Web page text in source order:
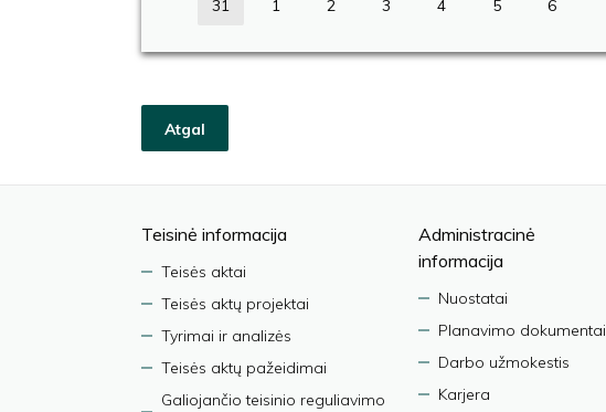
31 1 2 3 4 5 6
Atgal
Teisinė informacija
Teisės aktai
Teisės aktų projektai
Tyrimai ir analizės
Teisės aktų pažeidimai
Galiojančio teisinio reguliavimo
Administracinė
informacija
Nuostatai
Planavimo dokumentai
Darbo užmokestis
Karjera